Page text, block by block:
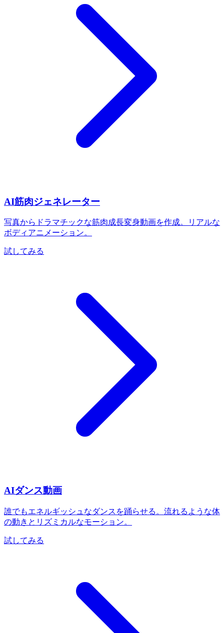
AI筋肉ジェネレーター
写真からドラマチックな筋肉成長変身動画を作成。リアルな
ボディアニメーション。
試してみる
AIダンス動画
誰でもエネルギッシュなダンスを踊らせる。流れるような体
の動きとリズミカルなモーション。
試してみる